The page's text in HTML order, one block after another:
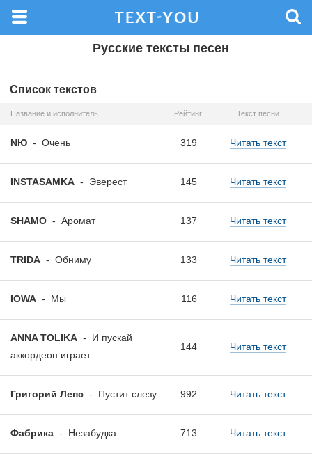
Русские тексты песен
Список текстов
Название и исполнитель Рейтинг Текст песни
NЮ - Очень 319 Читать текст
INSTASAMKA - Эверест 145 Читать текст
SHAMO - Аромат 137 Читать текст
TRIDA - Обниму 133 Читать текст
IOWA - Мы 116 Читать текст
ANNA TOLIKA - И пускай
аккордеон играет
144 Читать текст
Григорий Лепс - Пустит слезу 992 Читать текст
Фабрика - Незабудка 713 Читать текст